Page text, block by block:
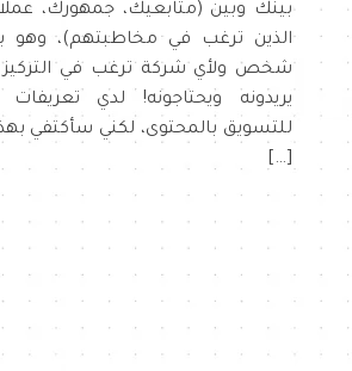
بينك وبين (متابعيك، جمهورك،
الذين ترغب في مخاطبتهم)،
شخص ولأي شركة ترغب في التركيز
يريدونه ويحتاجونه! لدي
للتسويق بالمحتوى، لكني سأكتفي
[…]